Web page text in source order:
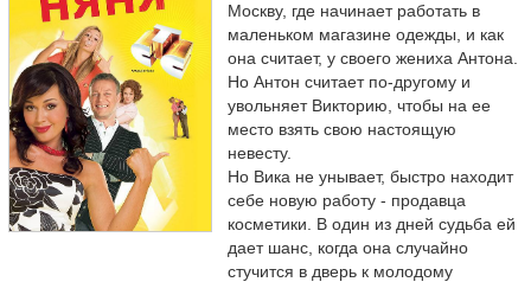
Москву, где начинает работать в
маленьком магазине одежды, и как
она считает, у своего жениха Антона.
Но Антон считает по-другому и
увольняет Викторию, чтобы на ее
место взять свою настоящую
невесту.
Но Вика не унывает, быстро находит
себе новую работу - продавца
косметики. В один из дней судьба ей
дает шанс, когда она случайно
стучится в дверь к молодому